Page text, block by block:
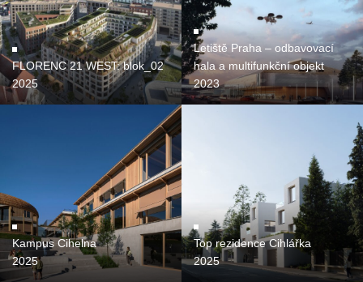
FLORENC 21 WEST: blok_02
2025
Letiště Praha – odbavovací
hala a multifunkční objekt
2023
Kampus Cihelna
2025
Top rezidence Cihlářka
2025